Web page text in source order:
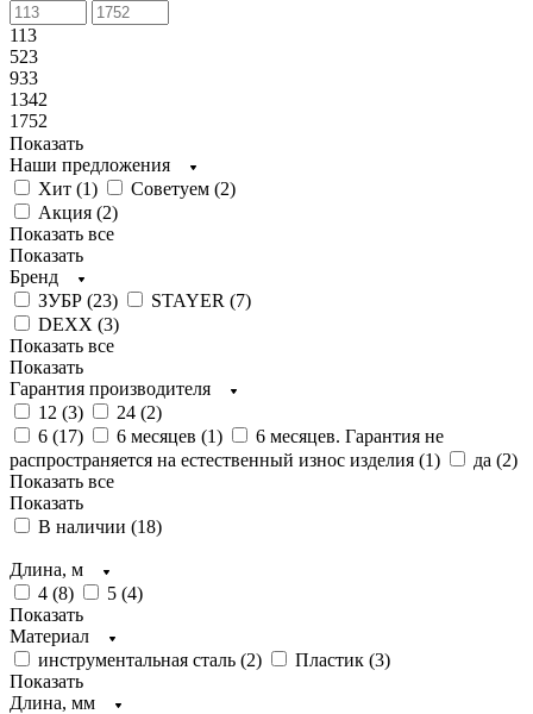
113
523
933
1342
1752
Показать
Наши предложения
Хит (1) Советуем (2)
Акция (2)
Показать все
Показать
Бренд
ЗУБР (23) STAYER (7)
DEXX (3)
Показать все
Показать
Гарантия производителя
12 (3) 24 (2)
6 (17) 6 месяцев (1)
6 месяцев. Гарантия не
распространяется на естественный износ изделия (1) да (2)
Показать все
Показать
В наличии (18)
Длина, м
4 (8) 5 (4)
Показать
Материал
инструментальная сталь (2) Пластик (3)
Показать
Длина, мм